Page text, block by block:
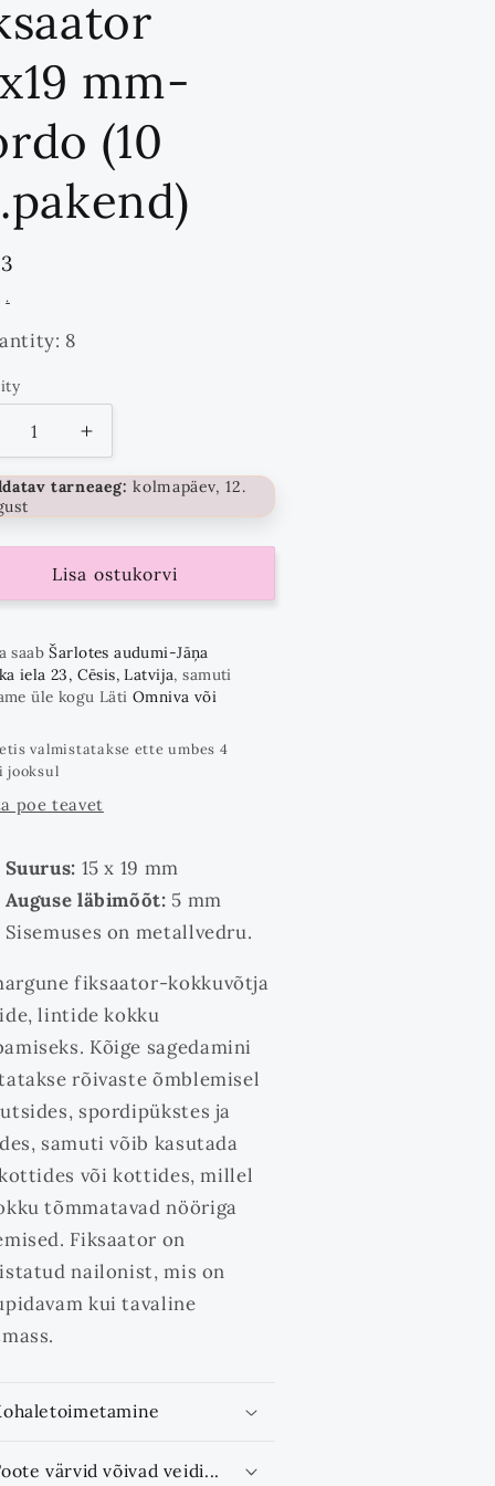
mm-
(10
.
8
Suurenda
kogust
kuni
tarneaeg:kolmapäev, 12.
Lisa ostukorvi
saabŠarlotes audumi-Jāņa
iela 23, Cēsis, Latvija, samuti
üle kogu LätiOmniva või
valmistatakse ette umbes 4
jooksul
poe teavet
Suurus: 15 x 19 mm
Auguse läbimõõt: 5 mm
Sisemuses on metallvedru.
fiksaator-kokkuvõtja
lintide kokku
Kõige sagedamini
rõivaste õmblemisel
spordipükstes ja
samuti võib kasutada
või kottides, millel
tõmmatavad nööriga
Fiksaator on
nailonist, mis on
kui tavaline
värvid võivad veidi...